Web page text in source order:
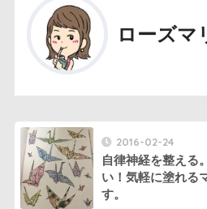
ローズマ
2016-02-24
自律神経を整える
い！気軽に塗れる
す。